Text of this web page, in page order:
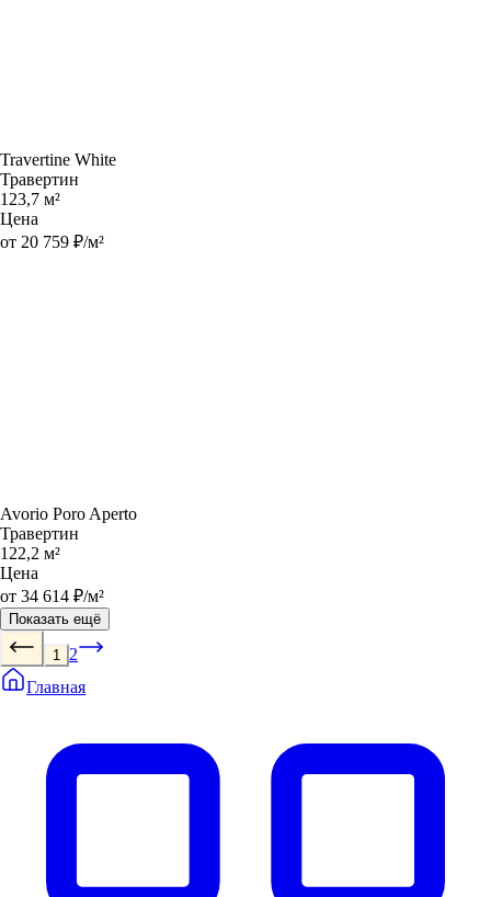
Travertine White
Травертин
123,7 м²
Цена
от 20 759 ₽/м²
Avorio Poro Aperto
Травертин
122,2 м²
Цена
от 34 614 ₽/м²
Показать ещё
1
2
Главная